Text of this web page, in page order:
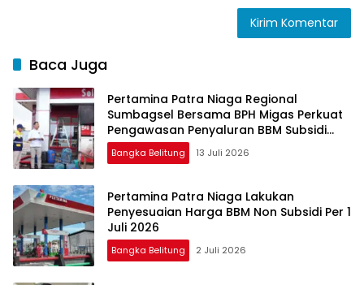
Baca Juga
Pertamina Patra Niaga Regional
Sumbagsel Bersama BPH Migas Perkuat
Pengawasan Penyaluran BBM Subsidi
bagi Nelayan melalui Aplikasi XSTAR
Bangka Belitung 13 Juli 2026
Pertamina Patra Niaga Lakukan
Penyesuaian Harga BBM Non Subsidi Per 1
Juli 2026
Bangka Belitung 2 Juli 2026